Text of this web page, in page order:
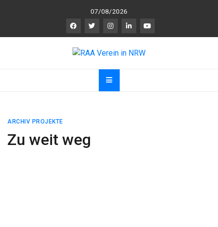
07/08/2026
RAA Verein in NRW
nerkennung und
ARCHIV PROJEKTE
Zu weit weg